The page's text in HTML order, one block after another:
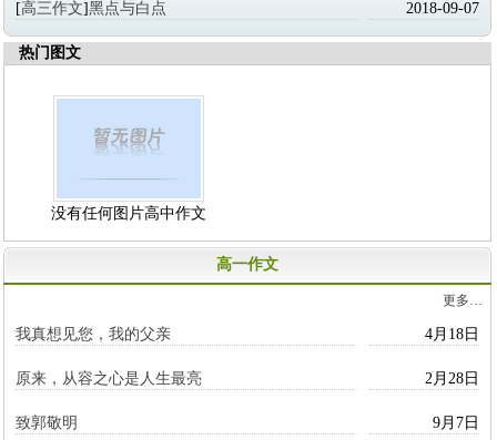
[高三作文]黑点与白点 2018-09-07
热门图文
没有任何图片高中作文
高一作文
更多…
我真想见您，我的父亲 4月18日
原来，从容之心是人生最亮 2月28日
致郭敬明 9月7日